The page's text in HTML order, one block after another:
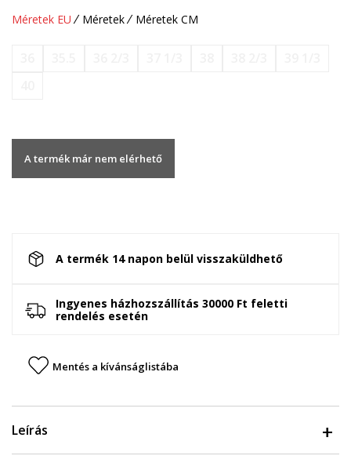
Méretek EU Méretek Méretek CM
A termék már nem elérhető
A termék 14 napon belül visszaküldhető
Ingyenes házhozszállítás 30000 Ft feletti
rendelés esetén
Mentés a kívánságlistába
Leírás